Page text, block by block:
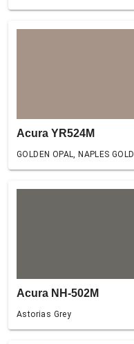
Acura YR524M
GOLDEN OPAL, NAPLES GOLD
Acura NH-502M
Astorias Grey